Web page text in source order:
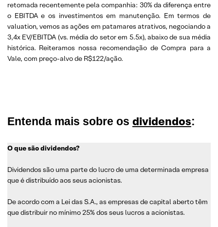
retomada recentemente pela companhia: 30% da diferença entre
o EBITDA e os investimentos em manutenção. Em termos de
valuation, vemos as ações em patamares atrativos, negociando a
3,4x EV/EBITDA (vs. média do setor em 5.5x), abaixo de sua média
histórica. Reiteramos nossa recomendação de Compra para a
Vale, com preço-alvo de R$122/ação.
Entenda mais sobre os dividendos:
O que são dividendos?
Dividendos são uma parte do lucro de uma determinada empresa
que é distribuído aos seus acionistas.
De acordo com a Lei das S.A., as empresas de capital aberto têm
que distribuir no mínimo 25% dos seus lucros a acionistas.